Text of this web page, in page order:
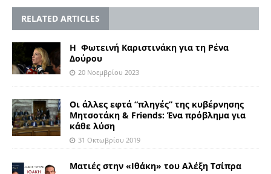
RELATED ARTICLES
Η Φωτεινή Καριστινάκη για τη Ρένα
Δούρου
20 Νοεμβρίου 2023
Οι άλλες εφτά “πληγές” της κυβέρνησης
Μητσοτάκη & Friends: Ένα πρόβλημα για
κάθε λύση
31 Οκτωβρίου 2019
Ματιές στην «Ιθάκη» του Αλέξη Tσίπρα